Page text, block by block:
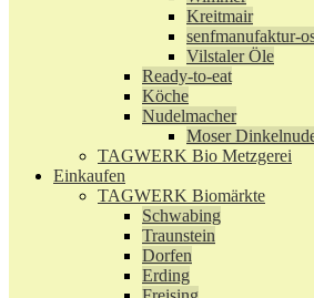
Kreitmair
senfmanufaktur-
Vilstaler Öle
Ready-to-eat
Köche
Nudelmacher
Moser
TAGWERK Bio Metzgerei
Einkaufen
TAGWERK Biomärkte
Schwabing
Traunstein
Dorfen
Erding